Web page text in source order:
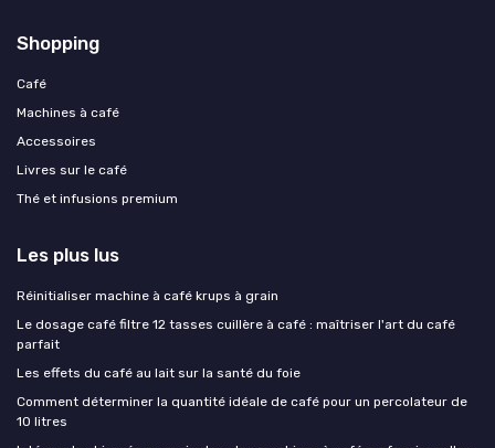
Shopping
Café
Machines à café
Accessoires
Livres sur le café
Thé et infusions premium
Les plus lus
Réinitialiser machine à café krups à grain
Le dosage café filtre 12 tasses cuillère à café : maîtriser l'art du café
parfait
Les effets du café au lait sur la santé du foie
Comment déterminer la quantité idéale de café pour un percolateur de
10 litres